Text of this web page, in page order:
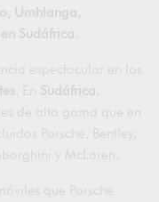
Umhlanga,
Sudáfrica
espectacular en los
. En Sudáfrica
de alta gama que en
Porsche, Bentley,
y McLaren.
que Porsche